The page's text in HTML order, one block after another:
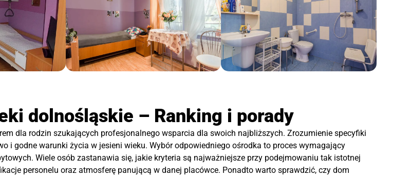
dolnośląskie – Ranking i porady
dla rodzin szukających profesjonalnego wsparcia dla swoich najbliższych. Zrozumienie specyfiki
i godne warunki życia w jesieni wieku. Wybór odpowiedniego ośrodka to proces wymagający
Wiele osób zastanawia się, jakie kryteria są najważniejsze przy podejmowaniu tak istotnej
personelu oraz atmosferę panującą w danej placówce. Ponadto warto sprawdzić, czy dom